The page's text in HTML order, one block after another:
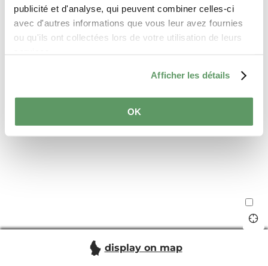
publicité et d'analyse, qui peuvent combiner celles-ci
avec d'autres informations que vous leur avez fournies
ou qu'ils ont collectées lors de votre utilisation de leurs
Afficher les détails
OK
display on map